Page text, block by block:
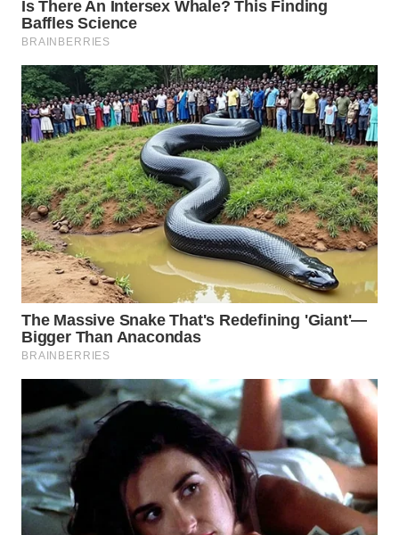
WN
LESUNG
WN
KARO
WN
SIMALUNGUN
WN
LABUHANBATU
WN
TAPANULI
TENGAH
WN DELI
SERDANG
WN
TEBING
TINGGI